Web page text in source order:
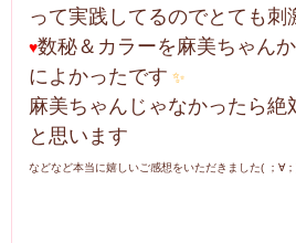
って実践してるのでとても刺
♥数秘＆カラーを麻美ちゃん
によかったです ✨
麻美ちゃんじゃなかったら絶
と思います
などなど本当に嬉しいご感想をいただきました( ；∀